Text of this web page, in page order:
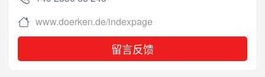
www.doerken.de/indexpage
留言反馈